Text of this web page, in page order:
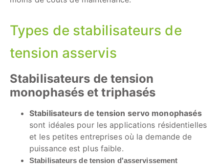
Types de stabilisateurs de
tension asservis
Stabilisateurs de tension
monophasés et triphasés
Stabilisateurs de tension servo monophasés
sont idéales pour les applications résidentielles
et les petites entreprises où la demande de
puissance est plus faible.
Stabilisateurs de tension d'asservissement